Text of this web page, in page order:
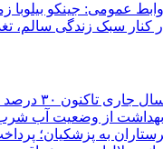
عمومی: جینکو بیلوبا
کنار سبک زندگی سالم،